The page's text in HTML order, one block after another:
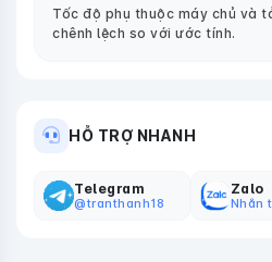
Tốc độ phụ thuộc máy chủ và
chênh lệch so với ước tính.
HỖ TRỢ NHANH
Telegram
@tranthanh18
Zalo
Nhắn